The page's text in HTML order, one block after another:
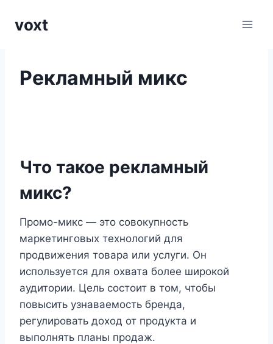
voxt
Рекламный микс
Что такое рекламный
микс?
Промо-микс — это совокупность
маркетинговых технологий для
продвижения товара или услуги. Он
используется для охвата более широкой
аудитории. Цель состоит в том, чтобы
повысить узнаваемость бренда,
регулировать доход от продукта и
выполнять планы продаж.